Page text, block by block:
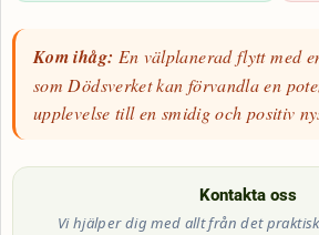
Kom ihåg: En välplanerad flytt med
som Dödsverket kan förvandla en
upplevelse till en smidig och positiv
Kontakta oss
Vi hjälper dig med allt från det